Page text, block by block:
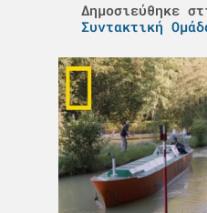
Δημοσιεύθηκε
Συντακτική